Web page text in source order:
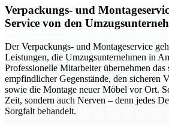
Verpackungs- und
Service von den
Der Verpackungs- und Montageservice
Leistungen, die Umzugsunternehmen in
Professionelle Mitarbeiter übernehmen das
empfindlicher Gegenstände, den sicheren
sowie die Montage neuer Möbel vor Ort.
Zeit, sondern auch Nerven – denn jedes
Sorgfalt behandelt.